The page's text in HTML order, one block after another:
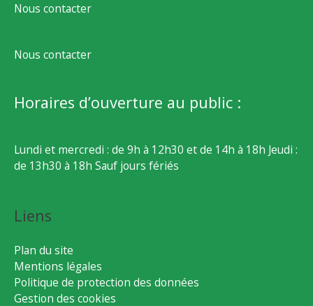
Nous contacter
Nous contacter
Horaires d’ouverture au public :
Lundi et mercredi : de 9h à 12h30 et de 14h à 18h Jeudi :
de 13h30 à 18h Sauf jours fériés
Liens
Plan du site
Mentions légales
Politique de protection des données
Gestion des cookies